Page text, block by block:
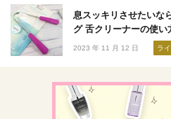
息スッキリさせたいな
グ 舌クリーナーの使い
2023 年 11 月 12 日 ラ